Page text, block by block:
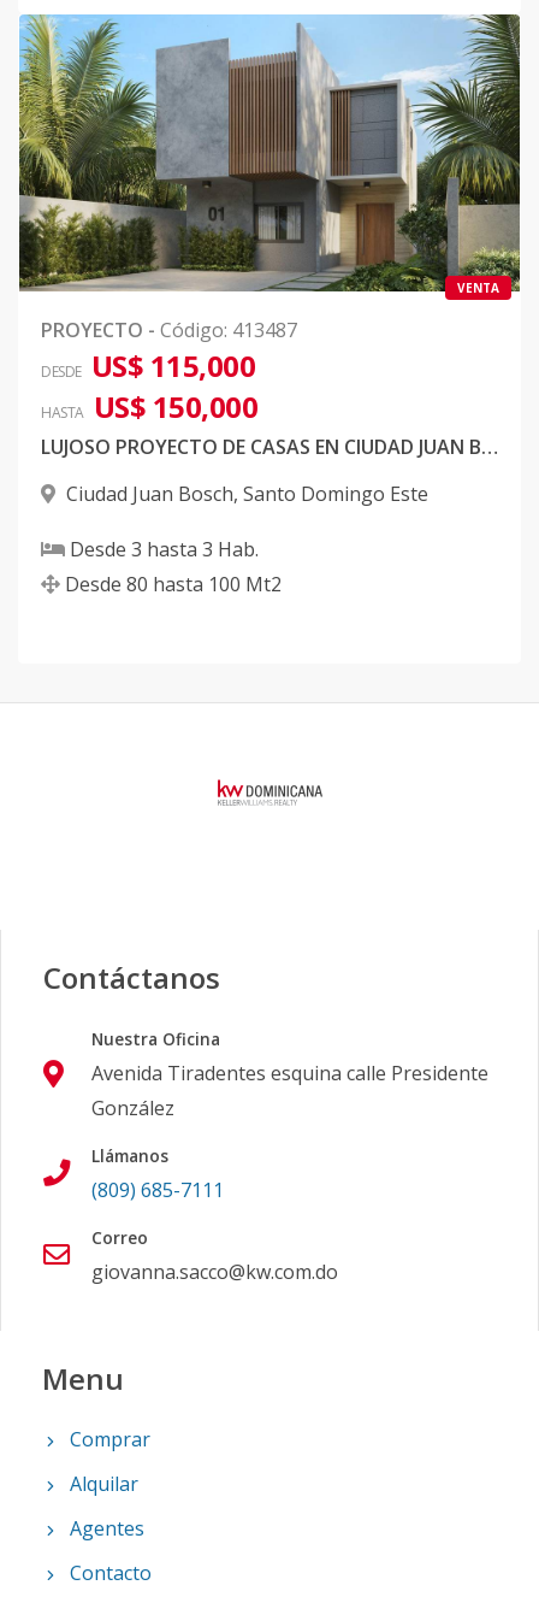
VENTA
PROYECTO - Código: 413487
DESDE US$ 115,000
HASTA US$ 150,000
LUJOSO PROYECTO DE CASAS EN CIUDAD JUAN BOSCH
Ciudad Juan Bosch, Santo Domingo Este
Desde 3 hasta 3 Hab.
Desde 80 hasta 100 Mt2
Contáctanos
Nuestra Oficina
Avenida Tiradentes esquina calle Presidente
González
Llámanos
(809) 685-7111
Correo
giovanna.sacco@kw.com.do
Menu
Comprar
Alquilar
Agentes
Contacto